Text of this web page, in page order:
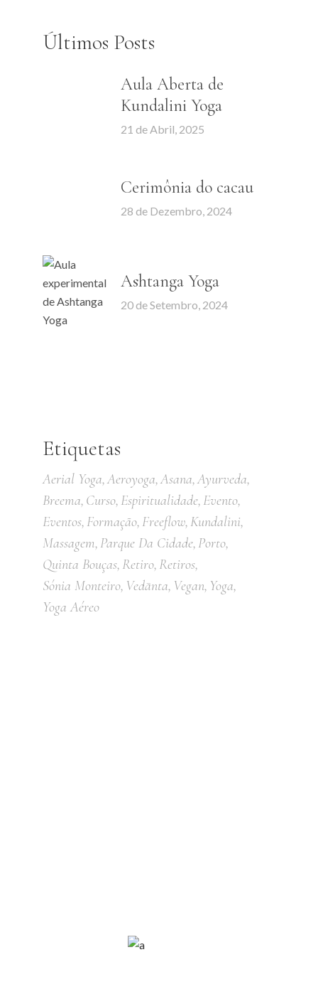
Últimos Posts
Aula Aberta de
Kundalini Yoga
21 de Abril, 2025
Cerimônia do cacau
28 de Dezembro, 2024
Ashtanga Yoga
20 de Setembro, 2024
Etiquetas
Aerial Yoga Aeroyoga Asana Ayurveda
Breema Curso Espiritualidade Evento
Eventos Formação Freeflow Kundalini
Massagem Parque Da Cidade Porto
Quinta Bouças Retiro Retiros
Sónia Monteiro Vedānta Vegan Yoga
Yoga Aéreo